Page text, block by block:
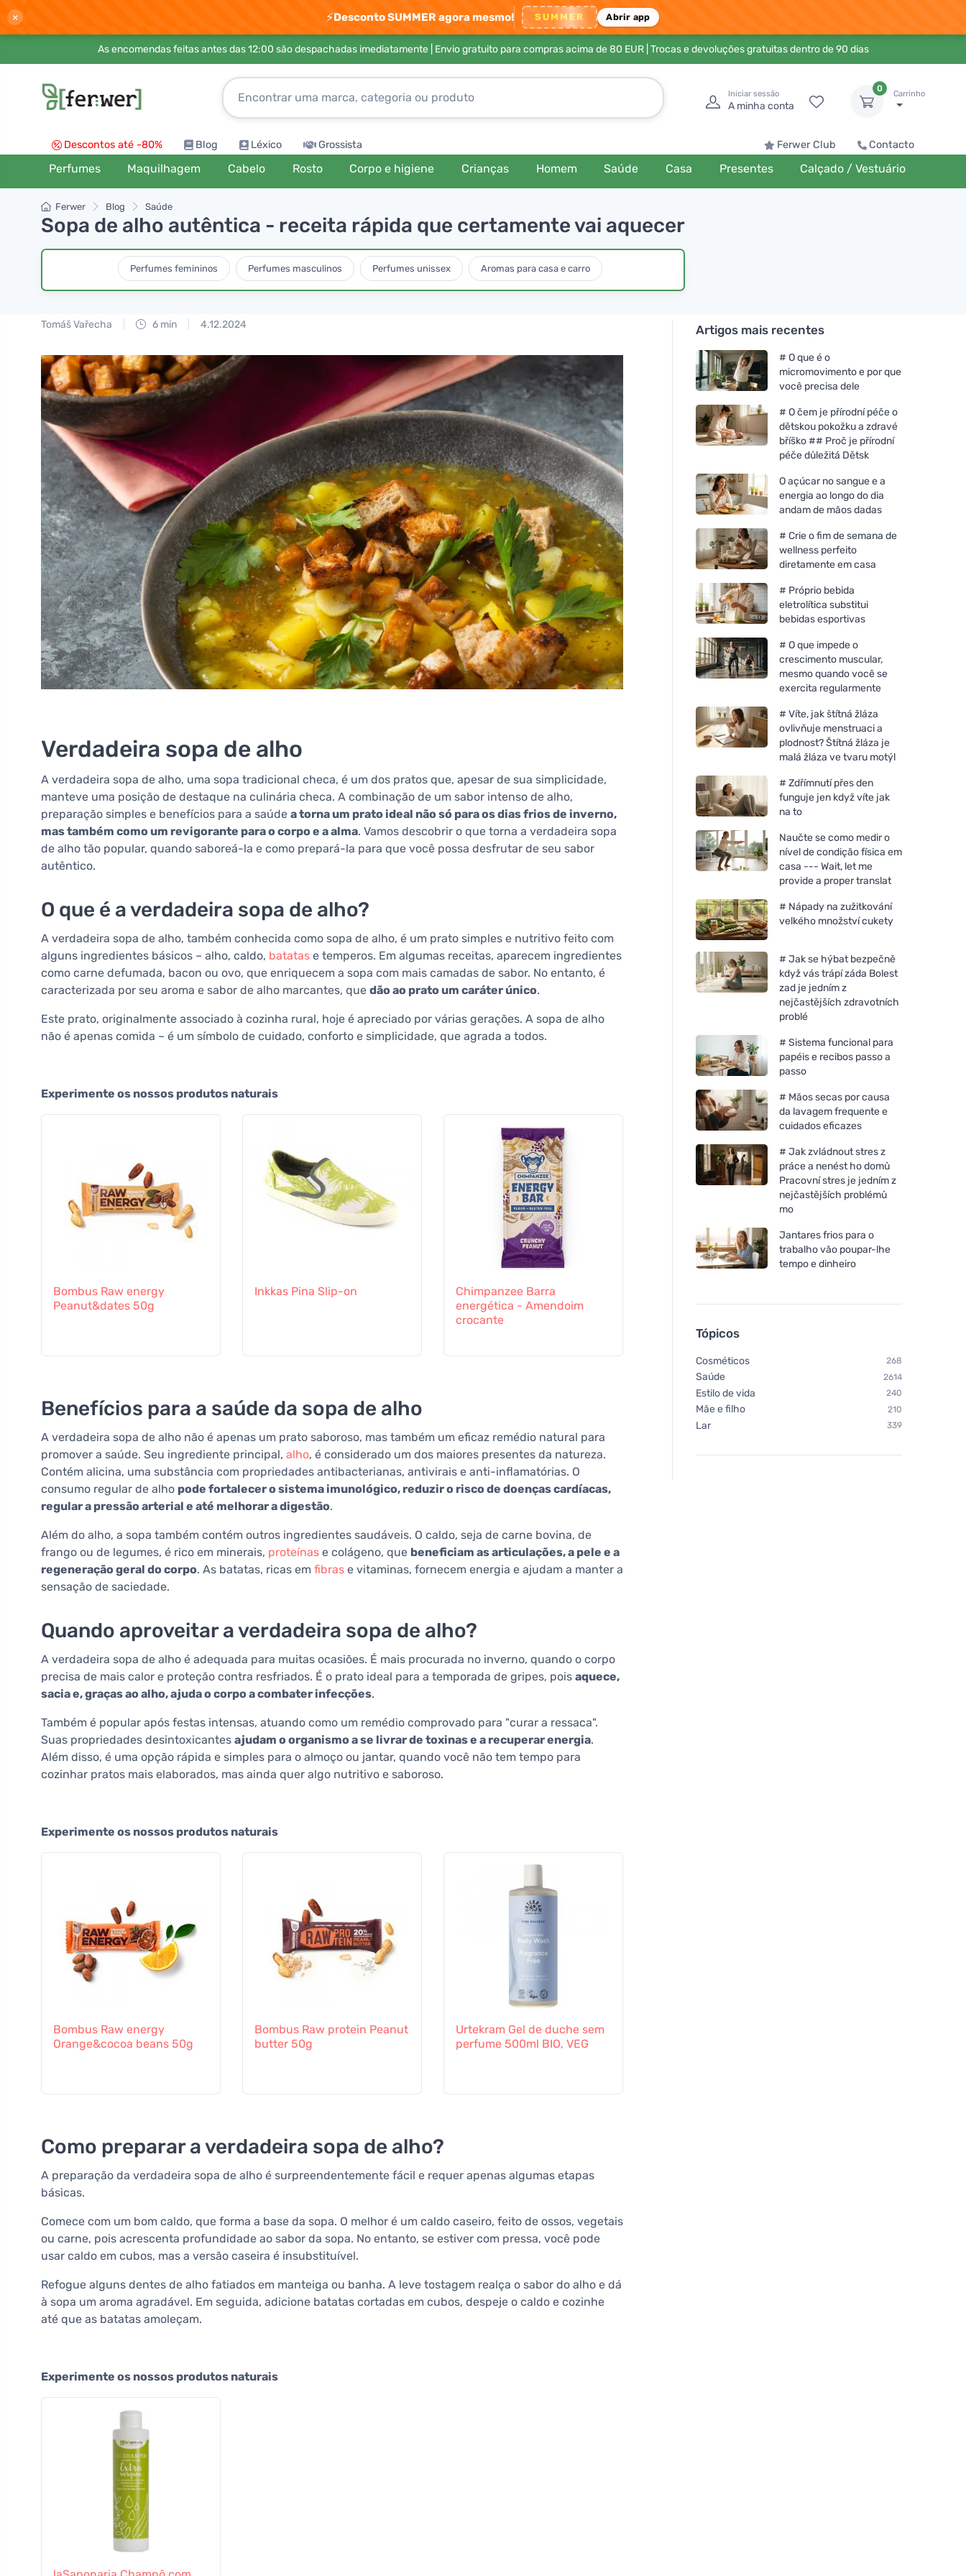
× ⚡Desconto SUMMER agora mesmo! SUMMER Abrir app
As encomendas feitas antes das 12:00 são despachadas imediatamente | Envio gratuito para compras acima de 80 EUR| Trocas e devoluções gratuitas dentro de 90 dias
Iniciar sessão
A minha conta
0
Carrinho
Descontos até -80% Blog Léxico Grossista Ferwer Club Contacto
Perfumes Maquilhagem Cabelo Rosto Corpo e higiene Crianças Homem Saúde Casa Presentes Calçado / Vestuário
Ferwer Blog Saúde
Sopa de alho autêntica - receita rápida que certamente vai aquecer
Perfumes femininos Perfumes masculinos Perfumes unissex Aromas para casa e carro
Tomáš Vařecha 6 min 4.12.2024
Verdadeira sopa de alho
A verdadeira sopa de alho, uma sopa tradicional checa, é um dos pratos que, apesar de sua simplicidade,
manteve uma posição de destaque na culinária checa. A combinação de um sabor intenso de alho,
preparação simples e benefícios para a saúde a torna um prato ideal não só para os dias frios de inverno,
mas também como um revigorante para o corpo e a alma. Vamos descobrir o que torna a verdadeira sopa
de alho tão popular, quando saboreá-la e como prepará-la para que você possa desfrutar de seu sabor
autêntico.
O que é a verdadeira sopa de alho?
A verdadeira sopa de alho, também conhecida como sopa de alho, é um prato simples e nutritivo feito com
alguns ingredientes básicos – alho, caldo, batatas e temperos. Em algumas receitas, aparecem ingredientes
como carne defumada, bacon ou ovo, que enriquecem a sopa com mais camadas de sabor. No entanto, é
caracterizada por seu aroma e sabor de alho marcantes, que dão ao prato um caráter único.
Este prato, originalmente associado à cozinha rural, hoje é apreciado por várias gerações. A sopa de alho
não é apenas comida – é um símbolo de cuidado, conforto e simplicidade, que agrada a todos.
Experimente os nossos produtos naturais
Bombus Raw energy
Peanut&dates 50g
Inkkas Pina Slip-on
Chimpanzee Barra
energética - Amendoim
crocante
energética - Chocolate
Benefícios para a saúde da sopa de alho
A verdadeira sopa de alho não é apenas um prato saboroso, mas também um eficaz remédio natural para
promover a saúde. Seu ingrediente principal, alho, é considerado um dos maiores presentes da natureza.
Contém alicina, uma substância com propriedades antibacterianas, antivirais e anti-inflamatórias. O
consumo regular de alho pode fortalecer o sistema imunológico, reduzir o risco de doenças cardíacas,
regular a pressão arterial e até melhorar a digestão.
Além do alho, a sopa também contém outros ingredientes saudáveis. O caldo, seja de carne bovina, de
frango ou de legumes, é rico em minerais, proteínas e colágeno, que beneficiam as articulações, a pele e a
regeneração geral do corpo. As batatas, ricas em fibras e vitaminas, fornecem energia e ajudam a manter a
sensação de saciedade.
Quando aproveitar a verdadeira sopa de alho?
A verdadeira sopa de alho é adequada para muitas ocasiões. É mais procurada no inverno, quando o corpo
precisa de mais calor e proteção contra resfriados. É o prato ideal para a temporada de gripes, pois aquece,
sacia e, graças ao alho, ajuda o corpo a combater infecções.
Também é popular após festas intensas, atuando como um remédio comprovado para "curar a ressaca".
Suas propriedades desintoxicantes ajudam o organismo a se livrar de toxinas e a recuperar energia.
Além disso, é uma opção rápida e simples para o almoço ou jantar, quando você não tem tempo para
cozinhar pratos mais elaborados, mas ainda quer algo nutritivo e saboroso.
Experimente os nossos produtos naturais
Bombus Raw energy
Orange&cocoa beans 50g
Bombus Raw protein Peanut
butter 50g
Urtekram Gel de duche sem
perfume 500ml BIO, VEG
Como preparar a verdadeira sopa de alho?
A preparação da verdadeira sopa de alho é surpreendentemente fácil e requer apenas algumas etapas
básicas.
Comece com um bom caldo, que forma a base da sopa. O melhor é um caldo caseiro, feito de ossos, vegetais
ou carne, pois acrescenta profundidade ao sabor da sopa. No entanto, se estiver com pressa, você pode
usar caldo em cubos, mas a versão caseira é insubstituível.
Refogue alguns dentes de alho fatiados em manteiga ou banha. A leve tostagem realça o sabor do alho e dá
à sopa um aroma agradável. Em seguida, adicione batatas cortadas em cubos, despeje o caldo e cozinhe
até que as batatas amoleçam.
Experimente os nossos produtos naturais
Artigos mais recentes
# O que é o
micromovimento e por que
você precisa dele
# O čem je přírodní péče o
dětskou pokožku a zdravé
bříško ## Proč je přírodní
péče důležitá Dětsk
O açúcar no sangue e a
energia ao longo do dia
andam de mãos dadas
# Crie o fim de semana de
wellness perfeito
diretamente em casa
# Próprio bebida
eletrolítica substitui
bebidas esportivas
# O que impede o
crescimento muscular,
mesmo quando você se
exercita regularmente
# Víte, jak štítná žláza
ovlivňuje menstruaci a
plodnost? Štítná žláza je
malá žláza ve tvaru motýl
# Zdřímnutí přes den
funguje jen když víte jak
na to
Naučte se como medir o
nível de condição física em
casa --- Wait, let me
provide a proper translat
# Nápady na zužitkování
velkého množství cukety
# Jak se hýbat bezpečně
když vás trápí záda Bolest
zad je jedním z
nejčastějších zdravotních
problé
# Sistema funcional para
papéis e recibos passo a
passo
# Mãos secas por causa
da lavagem frequente e
cuidados eficazes
# Jak zvládnout stres z
práce a nenést ho domů
Pracovní stres je jedním z
nejčastějších problémů
mo
Jantares frios para o
trabalho vão poupar-lhe
tempo e dinheiro
Tópicos
Cosméticos 268
Saúde 2614
Estilo de vida 240
Mãe e filho 210
Lar 339